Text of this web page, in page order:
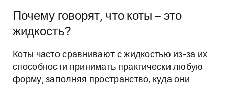
Почему говорят, что коты – это
жидкость?
Коты часто сравнивают с жидкостью из-за их
способности принимать практически любую
форму, заполняя пространство, куда они